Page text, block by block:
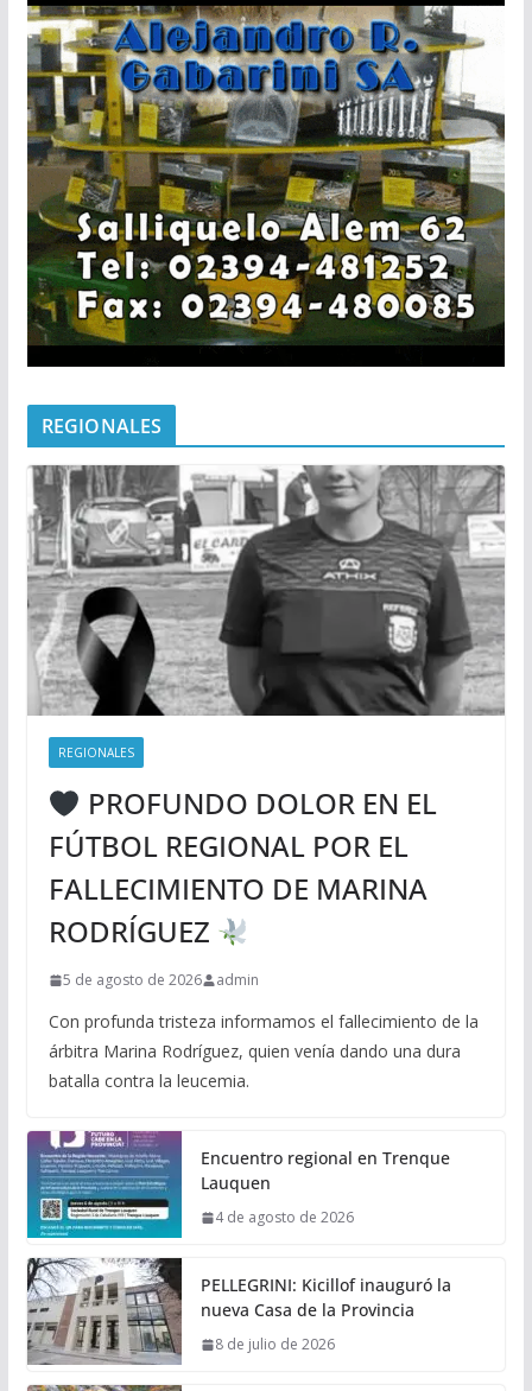
REGIONALES
REGIONALES
PROFUNDO DOLOR EN EL
FÚTBOL REGIONAL POR EL
FALLECIMIENTO DE MARINA
RODRÍGUEZ
5 de agosto de 2026 admin
Con profunda tristeza informamos el fallecimiento de la
árbitra Marina Rodríguez, quien venía dando una dura
batalla contra la leucemia.
Encuentro regional en Trenque
Lauquen
4 de agosto de 2026
PELLEGRINI: Kicillof inauguró la
nueva Casa de la Provincia
8 de julio de 2026